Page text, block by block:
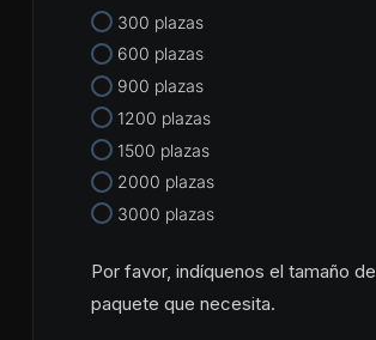
barra
AAAA
300 plazas
600 plazas
900 plazas
1200 plazas
1500 plazas
2000 plazas
3000 plazas
Por favor, indíquenos el tamaño de
paquete que necesita.